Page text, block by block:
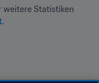
weitere Statistiken
.